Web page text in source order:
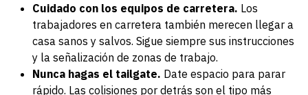
Cuidado con los equipos de carretera. Los
trabajadores en carretera también merecen llegar a
casa sanos y salvos. Sigue siempre sus instrucciones
y la señalización de zonas de trabajo.
Nunca hagas el tailgate. Date espacio para parar
rápido. Las colisiones por detrás son el tipo más